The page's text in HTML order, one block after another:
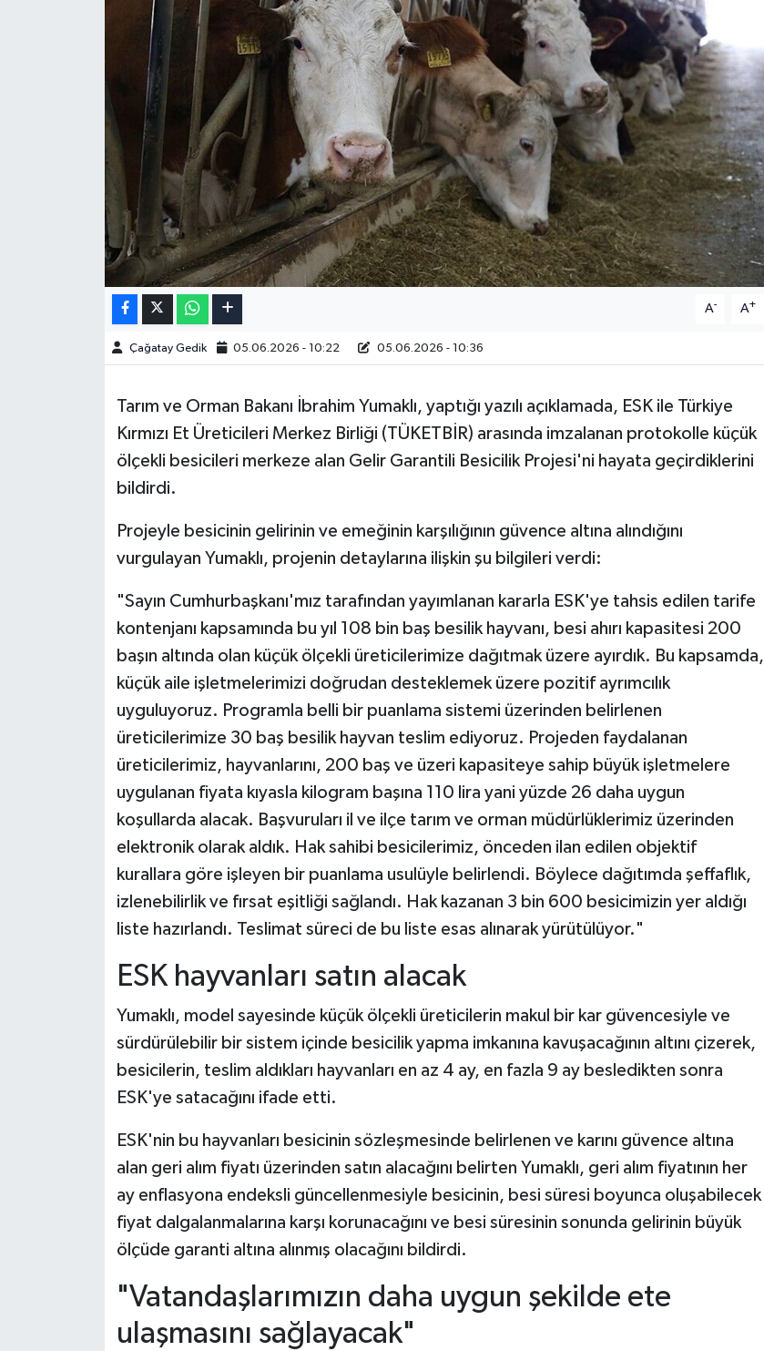
A- A+
Çağatay Gedik 05.06.2026 - 10:22 05.06.2026 - 10:36
Tarım ve Orman Bakanı İbrahim Yumaklı, yaptığı yazılı açıklamada, ESK ile Türkiye
Kırmızı Et Üreticileri Merkez Birliği (TÜKETBİR) arasında imzalanan protokolle küçük
ölçekli besicileri merkeze alan Gelir Garantili Besicilik Projesi'ni hayata geçirdiklerini
bildirdi.
Projeyle besicinin gelirinin ve emeğinin karşılığının güvence altına alındığını
vurgulayan Yumaklı, projenin detaylarına ilişkin şu bilgileri verdi:
"Sayın Cumhurbaşkanı'mız tarafından yayımlanan kararla ESK'ye tahsis edilen tarife
kontenjanı kapsamında bu yıl 108 bin baş besilik hayvanı, besi ahırı kapasitesi 200
başın altında olan küçük ölçekli üreticilerimize dağıtmak üzere ayırdık. Bu kapsamda,
küçük aile işletmelerimizi doğrudan desteklemek üzere pozitif ayrımcılık
uyguluyoruz. Programla belli bir puanlama sistemi üzerinden belirlenen
üreticilerimize 30 baş besilik hayvan teslim ediyoruz. Projeden faydalanan
üreticilerimiz, hayvanlarını, 200 baş ve üzeri kapasiteye sahip büyük işletmelere
uygulanan fiyata kıyasla kilogram başına 110 lira yani yüzde 26 daha uygun
koşullarda alacak. Başvuruları il ve ilçe tarım ve orman müdürlüklerimiz üzerinden
elektronik olarak aldık. Hak sahibi besicilerimiz, önceden ilan edilen objektif
kurallara göre işleyen bir puanlama usulüyle belirlendi. Böylece dağıtımda şeffaflık,
izlenebilirlik ve fırsat eşitliği sağlandı. Hak kazanan 3 bin 600 besicimizin yer aldığı
liste hazırlandı. Teslimat süreci de bu liste esas alınarak yürütülüyor."
ESK hayvanları satın alacak
Yumaklı, model sayesinde küçük ölçekli üreticilerin makul bir kar güvencesiyle ve
sürdürülebilir bir sistem içinde besicilik yapma imkanına kavuşacağının altını çizerek,
besicilerin, teslim aldıkları hayvanları en az 4 ay, en fazla 9 ay besledikten sonra
ESK'ye satacağını ifade etti.
ESK'nin bu hayvanları besicinin sözleşmesinde belirlenen ve karını güvence altına
alan geri alım fiyatı üzerinden satın alacağını belirten Yumaklı, geri alım fiyatının her
ay enflasyona endeksli güncellenmesiyle besicinin, besi süresi boyunca oluşabilecek
fiyat dalgalanmalarına karşı korunacağını ve besi süresinin sonunda gelirinin büyük
ölçüde garanti altına alınmış olacağını bildirdi.
"Vatandaşlarımızın daha uygun şekilde ete
ulaşmasını sağlayacak"